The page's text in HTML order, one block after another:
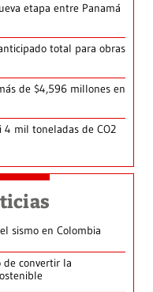
etapa entre Panamá
total para obras
de $4,596 millones en
4 mil toneladas de CO2
sismo en Colombia
de convertir la